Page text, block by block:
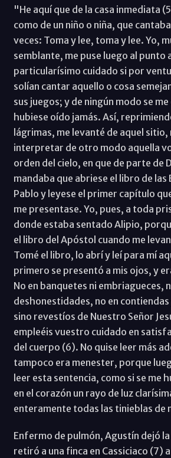
"He aquí que de la casa inmediata
como de un niño o niña, que
veces: Toma y lee, toma y lee. Yo,
semblante, me puse luego al punto
particularísimo cuidado si por
solían cantar aquello o cosa
sus juegos; y de ningún modo se
hubiese oído jamás. Así,
lágrimas, me levanté de aquel
interpretar de otro modo aquella
orden del cielo, en que de parte de
mandaba que abriese el libro de las
Pablo y leyese el primer capítulo
me presentase. Yo, pues, a toda
donde estaba sentado Alipio,
el libro del Apóstol cuando me
Tomé el libro, lo abrí y leí para mí
primero se presentó a mis ojos, y
No en banquetes ni embriagueces,
deshonestidades, no en
sino revestíos de Nuestro Señor
empleéis vuestro cuidado en
del cuerpo (6). No quise leer más
tampoco era menester, porque
leer esta sentencia, como si se me
en el corazón un rayo de luz
enteramente todas las tinieblas de
Enfermo de pulmón, Agustín dejó la
retiró a una finca en Cassiciaco (7)